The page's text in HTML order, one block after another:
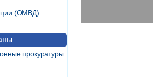
(ОМВД)
прокуратуры